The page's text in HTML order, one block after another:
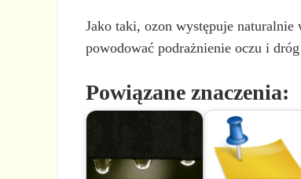
Jako taki, ozon występuje
powodować podrażnienie oczu i
Powiązane znaczenia: